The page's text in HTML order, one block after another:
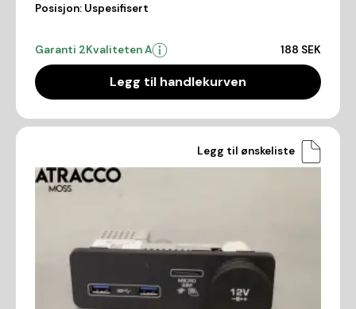
Posisjon: Uspesifisert
Garanti 2Kvaliteten A 188 SEK
Legg til handlekurven
Legg til ønskeliste